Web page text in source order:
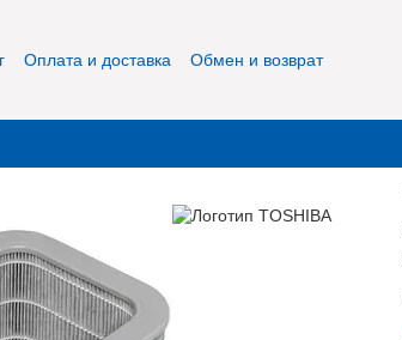
Оплата и доставка
Обмен и возврат